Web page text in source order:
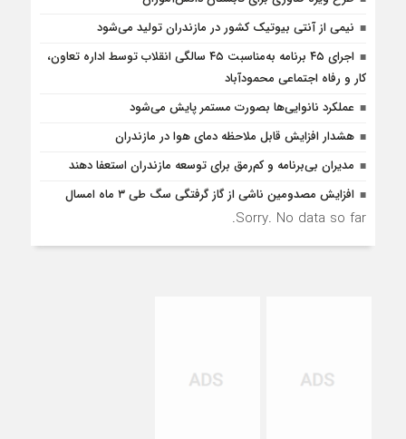
نیمی از آنتی بیوتیک کشور در مازندران تولید می‌شود
اجرای ۴۵ برنامه به‌مناسبت ۴۵ سالگی انقلاب توسط اداره تعاون،
کار و رفاه اجتماعی محمودآباد
عملکرد نانوایی‌ها بصورت مستمر پایش می‌شود
هشدار افزایش قابل ملاحظه دمای هوا در مازندران
مدیران بی‌برنامه و کم‌رمق برای توسعه مازندران استعفا دهند
افزایش مصدومین ناشی از گاز گرفتگی سگ طی ۳ ماه امسال
Sorry. No data so far.